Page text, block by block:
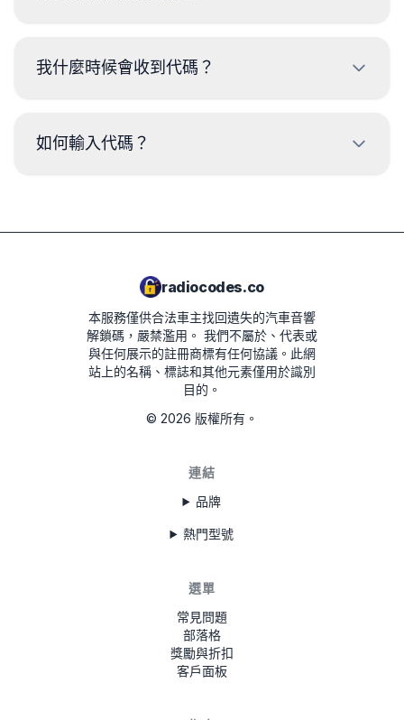
以按住1和6鍵從屏幕上讀取序號。範例：
如果您的收音機型號是
，只需按住2和6
如果您有其他型號的收音機，可能需要將其拆下，並
收音機拆卸工具
我什麼時候會收到代碼？
如何輸入代碼？
現在您可以再次享受音樂了！
radiocodes.co
本服務僅供合法車主找回遺失的汽車音響
解鎖碼，嚴禁濫用。 我們不屬於、代表或
與任何展示的註冊商標有任何協議。此網
站上的名稱、標誌和其他元素僅用於識別
目的。
© 2026 版權所有。
連結
品牌
熱門型號
選單
常見問題
部落格
獎勵與折扣
客戶面板